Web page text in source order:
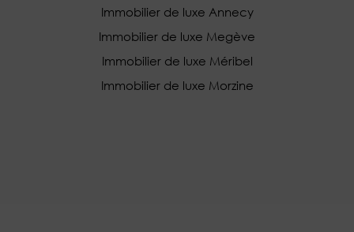
Immobilier de luxe Annecy
Immobilier de luxe Megève
Immobilier de luxe Méribel
Immobilier de luxe Morzine